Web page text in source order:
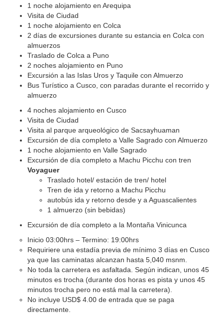
1 noche alojamiento en Arequipa
Visita de Ciudad
1 noche alojamiento en Colca
2 días de excursiones durante su estancia en Colca con
almuerzos
Traslado de Colca a Puno
2 noches alojamiento en Puno
Excursión a las Islas Uros y Taquile con Almuerzo
Bus Turístico a Cusco, con paradas durante el recorrido y
almuerzo
4 noches alojamiento en Cusco
Visita de Ciudad
Visita al parque arqueológico de Sacsayhuaman
Excursión de día completo a Valle Sagrado con Almuerzo
1 noche alojamiento en Valle Sagrado
Excursión de día completo a Machu Picchu con tren
Voyaguer
Traslado hotel/ estación de tren/ hotel
Tren de ida y retorno a Machu Picchu
autobús ida y retorno desde y a Aguascalientes
1 almuerzo (sin bebidas)
Excursión de día completo a la Montaña Vinicunca
Inicio 03:00hrs – Termino: 19:00hrs
Requiriere una estadía previa de mínimo 3 días en Cusco
ya que las caminatas alcanzan hasta 5,040 msnm.
No toda la carretera es asfaltada. Según indican, unos 45
minutos es trocha (durante dos horas es pista y unos 45
minutos trocha pero no está mal la carretera).
No incluye USD$ 4.00 de entrada que se paga
directamente.